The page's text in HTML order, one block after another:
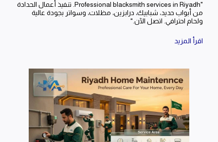
"Professional blacksmith services in Riyadh. تنفيذ أعمال الحدادة
من أبواب حديد، شبابيك، درابزين، مظلات، وسواتر بجودة عالية
ولحام احترافي. اتصل الآن."
اقرأ المزيد